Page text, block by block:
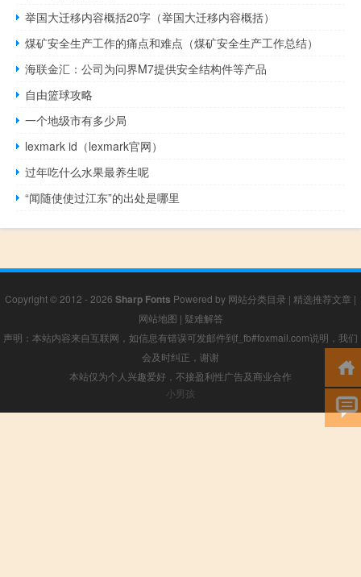
举国大迁移内容概括20字（举国大迁移内容概括）
煤矿安全生产工作的痛点和难点（煤矿安全生产工作总结）
海联金汇：公司为问界M7提供安全结构件等产品
自由篮球攻略
一个地级市有多少局
lexmark id（lexmark官网）
过年吃什么水果最养生呢
“闻随使使过江东”的出处是哪里
Copyright © 2012 - 2026 Sharp Fonts Powered by 网站分类目录 | 精选推荐文章 |
网站地图 | 疑难解答
声明：本站内容来自互联网，如信息有错误可发邮件到f_fb#foxmail.com说明，我们
会及时纠正，谢谢
本站仅为个人兴趣爱好，不接盈利性广告及商业合作
小男孩